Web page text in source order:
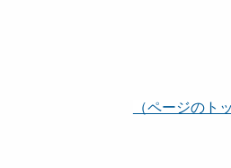
（ページのト